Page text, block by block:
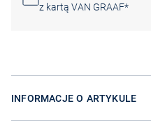
z kartą VAN GRAAF*
INFORMACJE O ARTYKULE